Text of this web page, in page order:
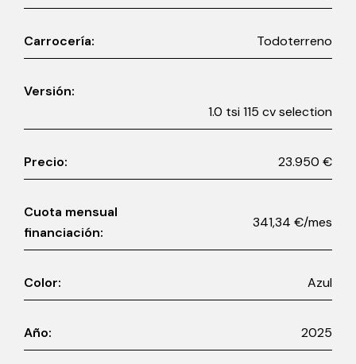
Carrocería: Todoterreno
Versión:
1.0 tsi 115 cv selection
Precio: 23.950 €
Cuota mensual
financiación:
341,34 €/mes
Color: Azul
Año: 2025